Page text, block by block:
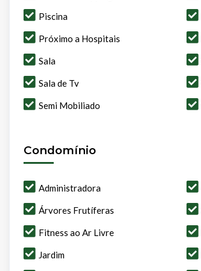
Piscina
Próximo a Hospitais
Sala
Sala de Tv
Semi Mobiliado
Condomínio
Administradora
Árvores Frutíferas
Fitness ao Ar Livre
Jardim